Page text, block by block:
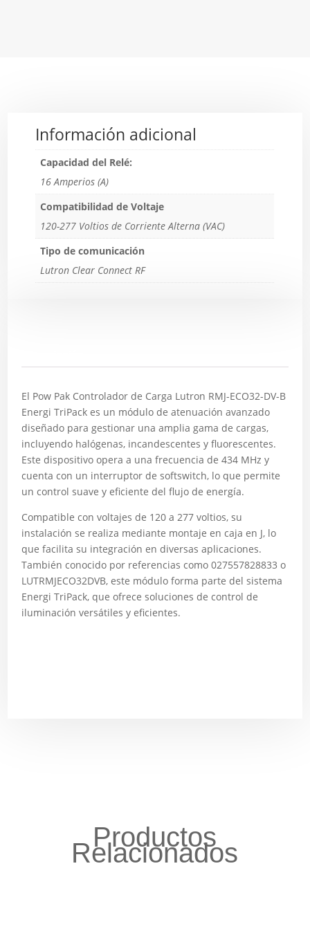
Información adicional
Capacidad del Relé:
16 Amperios (A)
Compatibilidad de Voltaje
120-277 Voltios de Corriente Alterna (VAC)
Tipo de comunicación
Lutron Clear Connect RF
El Pow Pak Controlador de Carga Lutron RMJ-ECO32-DV-B
Energi TriPack es un módulo de atenuación avanzado
diseñado para gestionar una amplia gama de cargas,
incluyendo halógenas, incandescentes y fluorescentes.
Este dispositivo opera a una frecuencia de 434 MHz y
cuenta con un interruptor de softswitch, lo que permite
un control suave y eficiente del flujo de energía.
Compatible con voltajes de 120 a 277 voltios, su
instalación se realiza mediante montaje en caja en J, lo
que facilita su integración en diversas aplicaciones.
También conocido por referencias como 027557828833 o
LUTRMJECO32DVB, este módulo forma parte del sistema
Energi TriPack, que ofrece soluciones de control de
iluminación versátiles y eficientes.
Productos
Relacionados